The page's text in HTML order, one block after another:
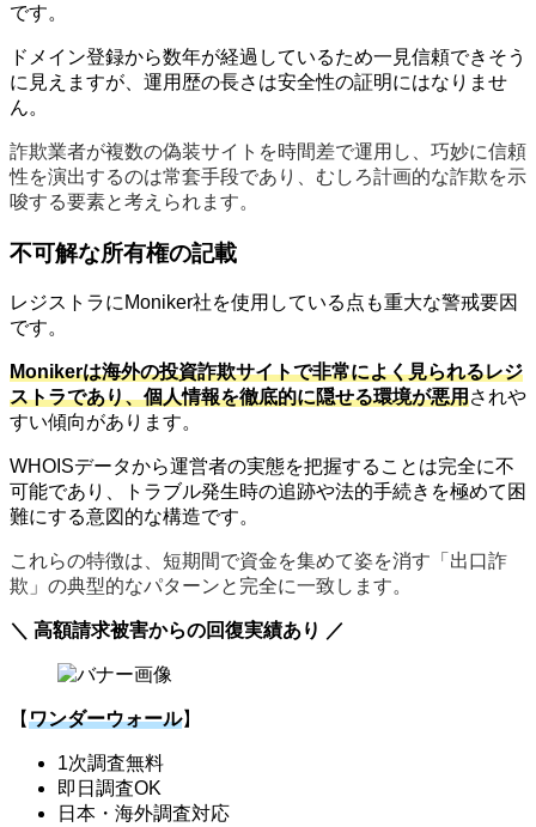
です。
ドメイン登録から数年が経過しているため一見信頼できそう
に見えますが、運用歴の長さは安全性の証明にはなりませ
ん。
詐欺業者が複数の偽装サイトを時間差で運用し、巧妙に信頼
性を演出するのは常套手段であり、むしろ計画的な詐欺を示
唆する要素と考えられます。
不可解な所有権の記載
レジストラにMoniker社を使用している点も重大な警戒要因
です。
Monikerは海外の投資詐欺サイトで非常によく見られるレジ
ストラであり、個人情報を徹底的に隠せる環境が悪用されや
すい傾向があります。
WHOISデータから運営者の実態を把握することは完全に不
可能であり、トラブル発生時の追跡や法的手続きを極めて困
難にする意図的な構造です。
これらの特徴は、短期間で資金を集めて姿を消す「出口詐
欺」の典型的なパターンと完全に一致します。
＼ 高額請求被害からの回復実績あり ／
【ワンダーウォール】
1次調査無料
即日調査OK
日本・海外調査対応